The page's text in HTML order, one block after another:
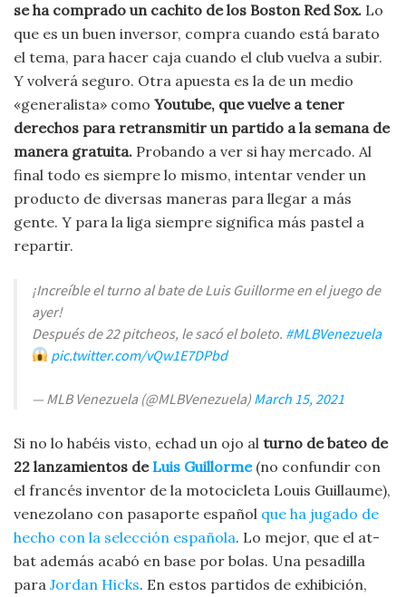
se ha comprado un cachito de los Boston Red Sox. Lo
que es un buen inversor, compra cuando está barato
el tema, para hacer caja cuando el club vuelva a subir.
Y volverá seguro. Otra apuesta es la de un medio
«generalista» como Youtube, que vuelve a tener
derechos para retransmitir un partido a la semana de
manera gratuita. Probando a ver si hay mercado. Al
final todo es siempre lo mismo, intentar vender un
producto de diversas maneras para llegar a más
gente. Y para la liga siempre significa más pastel a
repartir.
¡Increíble el turno al bate de Luis Guillorme en el juego de
ayer!
Después de 22 pitcheos, le sacó el boleto. #MLBVenezuela
pic.twitter.com/vQw1E7DPbd
— MLB Venezuela (@MLBVenezuela) March 15, 2021
Si no lo habéis visto, echad un ojo al turno de bateo de
22 lanzamientos de Luis Guillorme(no confundir con
el francés inventor de la motocicleta Louis Guillaume),
venezolano con pasaporte español que ha jugado de
hecho con la selección española. Lo mejor, que el at-
bat además acabó en base por bolas. Una pesadilla
para Jordan Hicks. En estos partidos de exhibición,